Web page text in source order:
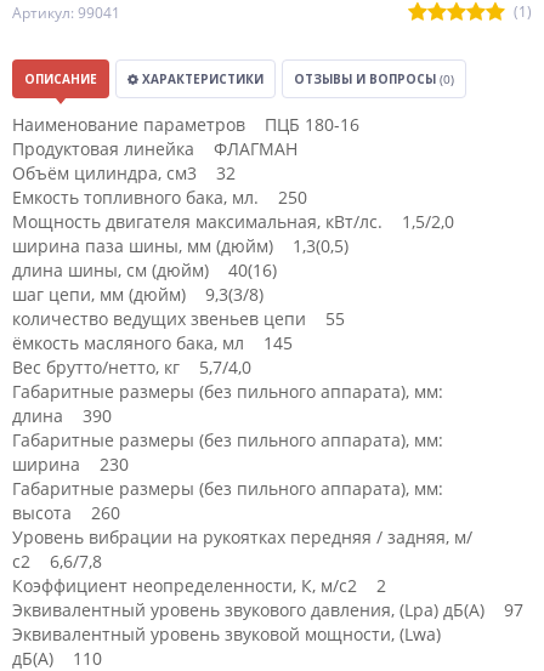
Артикул: 99041 (1)
ОПИСАНИЕ ХАРАКТЕРИСТИКИ ОТЗЫВЫ И ВОПРОСЫ (0)
Наименование параметров ПЦБ 180-16
Продуктовая линейка ФЛАГМАН
Объём цилиндра, см3 32
Емкость топливного бака, мл. 250
Мощность двигателя максимальная, кВт/лс. 1,5/2,0
ширина паза шины, мм (дюйм) 1,3(0,5)
длина шины, см (дюйм) 40(16)
шаг цепи, мм (дюйм) 9,3(3/8)
количество ведущих звеньев цепи 55
ёмкость масляного бака, мл 145
Вес брутто/нетто, кг 5,7/4,0
Габаритные размеры (без пильного аппарата), мм:
длина 390
Габаритные размеры (без пильного аппарата), мм:
ширина 230
Габаритные размеры (без пильного аппарата), мм:
высота 260
Уровень вибрации на рукоятках передняя / задняя, м/
с2 6,6/7,8
Коэффициент неопределенности, К, м/с2 2
Эквивалентный уровень звукового давления, (Lpa) дБ(А) 97
Эквивалентный уровень звуковой мощности, (Lwa)
дБ(А) 110